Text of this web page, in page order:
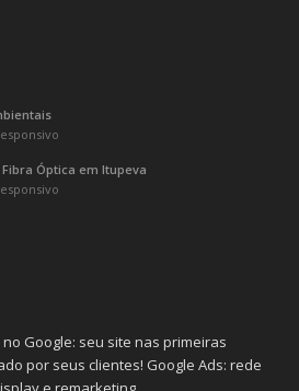
Fibra Óptica em Itupeva
Google: seu site nas primeiras
por seus clientes! Google Ads: rede